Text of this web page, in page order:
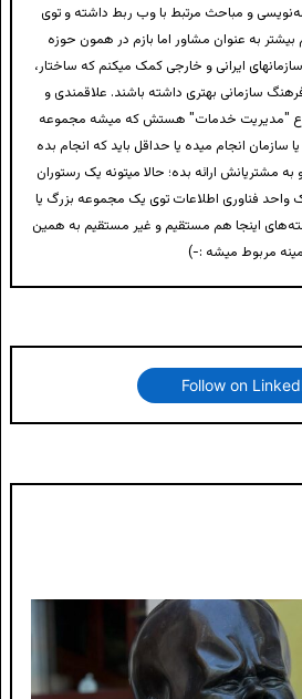
و مباحث مرتبط با وب ربط داشته و توی
به عنوان مشاور اما بازم در همون حوزه
ایرانی و خارجی کمک میکنم که ساختار،
سازمانی بهتری داشته باشند. علاقمندی و
"مدیریت خدمات" هستش که میشه مجموعه
سازمان انجام میده یا حداقل باید که انجام بده
مشتریانش ارائه بده؛ حالا میتونه یک رستوران
واحد فناوری اطلاعات توی یک مجموعه بزرگ یا
اینجا هم مستقیم و غیر مستقیم به همین
مربوط میشه :-)
Follow on